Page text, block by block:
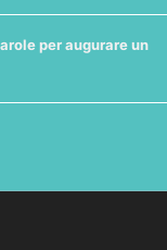
per augurare un